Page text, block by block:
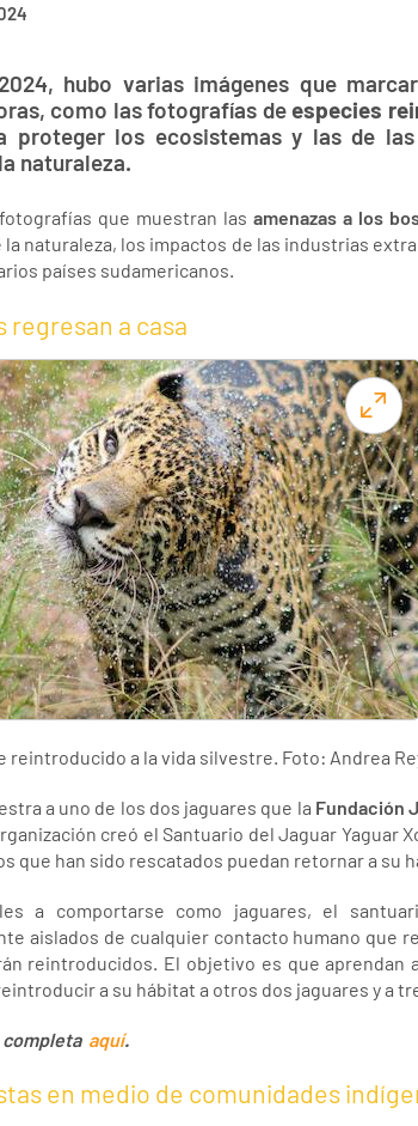
hubo varias imágenes que
como las fotografías deespecies
proteger los ecosistemas y las de
naturaleza.
que muestran lasamenazas a los
naturaleza, los impactos de las industrias
países sudamericanos.
regresan a casa
reintroducido a la vida silvestre. Foto: Andrea
a uno de los dos jaguares que la Fundación
creó el Santuario del Jaguar
que han sido rescatados puedan retornar a su
a comportarse como jaguares, el
aislados de cualquier contacto humano que
reintroducidos. El objetivo es que aprendan
a su hábitat a otros dos jaguares y a
completa aquí.
en medio de comunidades